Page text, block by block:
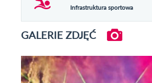
Infrastruktura sportowa
GALERIE ZDJĘĆ